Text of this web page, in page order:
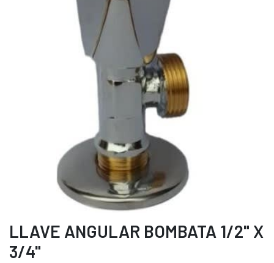
LLAVE ANGULAR BOMBATA 1/2" X
3/4"